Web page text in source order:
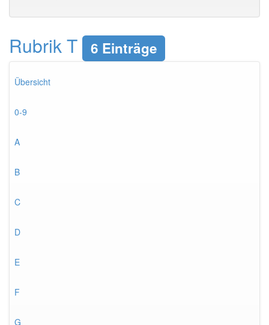
Rubrik T 6 Einträge
Übersicht
0-9
A
B
C
D
E
F
G